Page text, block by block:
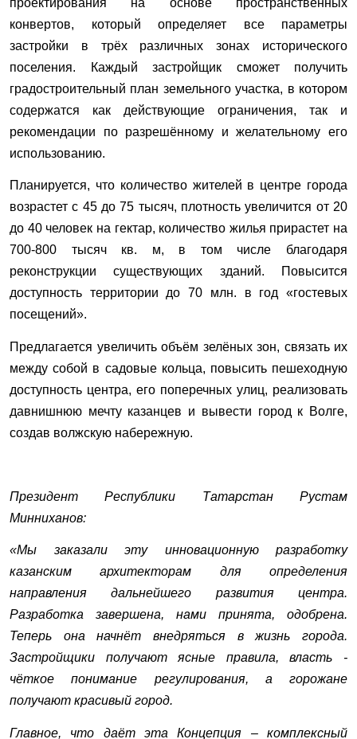
конвертов, который определяет все параметры
застройки в трёх различных зонах исторического
поселения. Каждый застройщик сможет получить
градостроительный план земельного участка, в котором
содержатся как действующие ограничения, так и
рекомендации по разрешённому и желательному его
использованию.
Планируется, что количество жителей в центре города
возрастет с 45 до 75 тысяч, плотность увеличится от 20
до 40 человек на гектар, количество жилья прирастет на
700-800 тысяч кв. м, в том числе благодаря
реконструкции существующих зданий. Повысится
доступность территории до 70 млн. в год «гостевых
посещений».
Предлагается увеличить объём зелёных зон, связать их
между собой в садовые кольца, повысить пешеходную
доступность центра, его поперечных улиц, реализовать
давнишнюю мечту казанцев и вывести город к Волге,
создав волжскую набережную.
Президент Республики Татарстан Рустам
Минниханов:
«Мы заказали эту инновационную разработку
казанским архитекторам для определения
направления дальнейшего развития центра.
Разработка завершена, нами принята, одобрена.
Теперь она начнёт внедряться в жизнь города.
Застройщики получают ясные правила, власть -
чёткое понимание регулирования, а горожане
получают красивый город.
Главное, что даёт эта Концепция – комплексный